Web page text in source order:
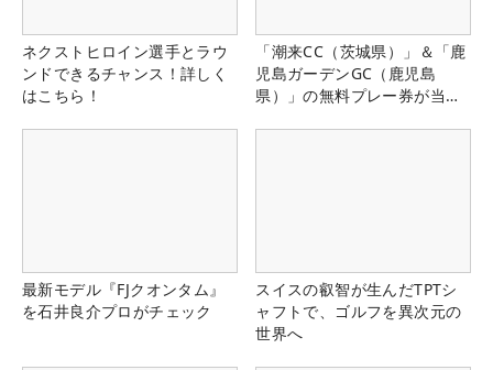
ネクストヒロイン選手とラウ
ンドできるチャンス！詳しく
はこちら！
「潮来CC（茨城県）」＆「鹿
児島ガーデンGC（鹿児島
県）」の無料プレー券が当た
最新モデル『FJクオンタム』
を石井良介プロがチェック
スイスの叡智が生んだTPTシ
ャフトで、ゴルフを異次元の
世界へ